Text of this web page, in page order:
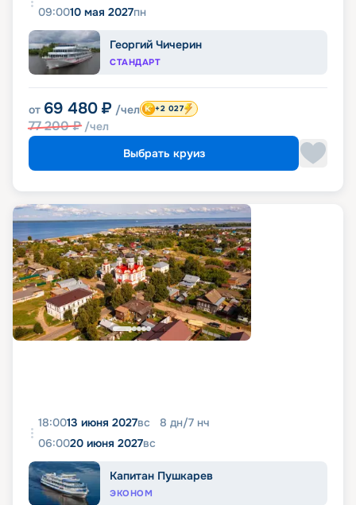
09:0010 мая 2027пн
Георгий Чичерин
СТАНДАРТ
от 69 480 ₽ /чел
77 200₽ /чел
+2 027
Выбрать круиз
18:0013 июня 2027вс 8 дн/7 нч
06:0020 июня 2027вс
Капитан Пушкарев
ЭКОНОМ